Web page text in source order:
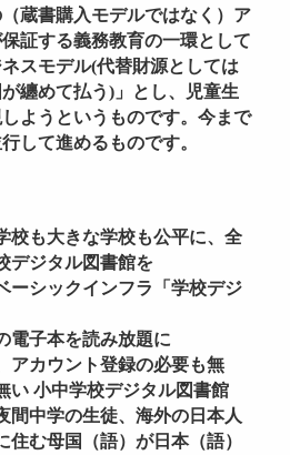
蔵書購入モデルではなく）ア
証する義務教育の一環として
スモデル(代替財源としては
纏めて払う)」とし、児童生
ようというものです。今まで
して進めるものです。
校も大きな学校も公平に、全
デジタル図書館を
ーシックインフラ「学校デジ
電子本を読み放題に
アカウント登録の必要も無
い 小中学校デジタル図書館
間中学の生徒、海外の日本人
住む母国（語）が日本（語）